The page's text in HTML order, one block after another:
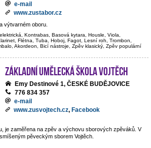
e-mail
www.zustabor.cz
výtvarném oboru.
Kontrabas, Basová kytara, Housle, Viola,
Flétna, Tuba, Hoboj, Fagot, Lesní roh, Trombon,
Akordeon, Bicí nástroje, Zpěv klasický, Zpěv populární
Základní umělecká škola Vojtěch
Emy Destinové 1, ČESKÉ BUDĚJOVICE
776 834 357
e-mail
www.zusvojtech.cz, Facebook
je zaměřena na zpěv a výchovu sborových zpěváků. V
pěveckým sborem Vojtěch.